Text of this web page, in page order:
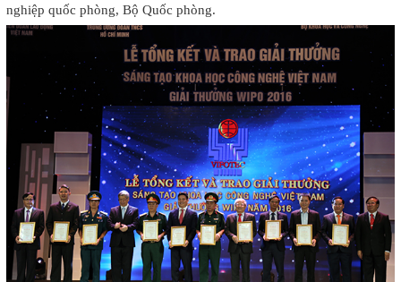
nghiệp quốc phòng, Bộ Quốc phòng.